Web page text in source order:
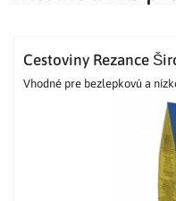
Cestoviny Rezance
Vhodné pre bezlepkovú a